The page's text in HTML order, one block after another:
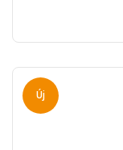
Új